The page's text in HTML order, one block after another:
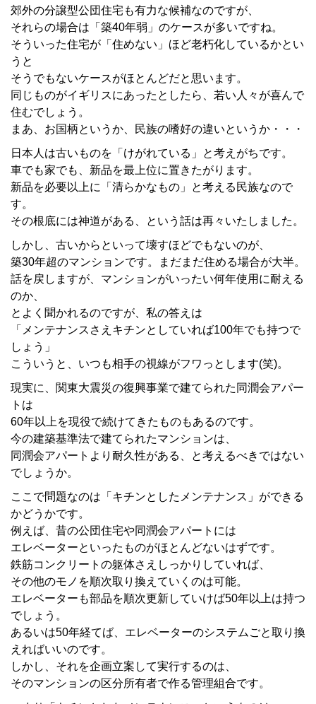
郊外の分譲型公団住宅も有力な候補なのですが、
それらの場合は「築40年弱」のケースが多いですね。
そういった住宅が「住めない」ほど老朽化しているかとい
うと
そうでもないケースがほとんどだと思います。
同じものがイギリスにあったとしたら、若い人々が喜んで
住むでしょう。
まあ、お国柄というか、民族の嗜好の違いというか・・・
日本人は古いものを「けがれている」と考えがちです。
車でも家でも、新品を最上位に置きたがります。
新品を必要以上に「清らかなもの」と考える民族なので
す。
その根底には神道がある、という話は再々いたしました。
しかし、古いからといって壊すほどでもないのが、
築30年超のマンションです。まだまだ住める場合が大半。
話を戻しますが、マンションがいったい何年使用に耐える
のか、
とよく聞かれるのですが、私の答えは
「メンテナンスさえキチンとしていれば100年でも持つで
しょう」
こういうと、いつも相手の視線がフワっとします(笑)。
現実に、関東大震災の復興事業で建てられた同潤会アパー
トは
60年以上を現役で続けてきたものもあるのです。
今の建築基準法で建てられたマンションは、
同潤会アパートより耐久性がある、と考えるべきではない
でしょうか。
ここで問題なのは「キチンとしたメンテナンス」ができる
かどうかです。
例えば、昔の公団住宅や同潤会アパートには
エレベーターといったものがほとんどないはずです。
鉄筋コンクリートの躯体さえしっかりしていれば、
その他のモノを順次取り換えていくのは可能。
エレベーターも部品を順次更新していけば50年以上は持つ
でしょう。
あるいは50年経てば、エレベーターのシステムごと取り換
えればいいのです。
しかし、それを企画立案して実行するのは、
そのマンションの区分所有者で作る管理組合です。